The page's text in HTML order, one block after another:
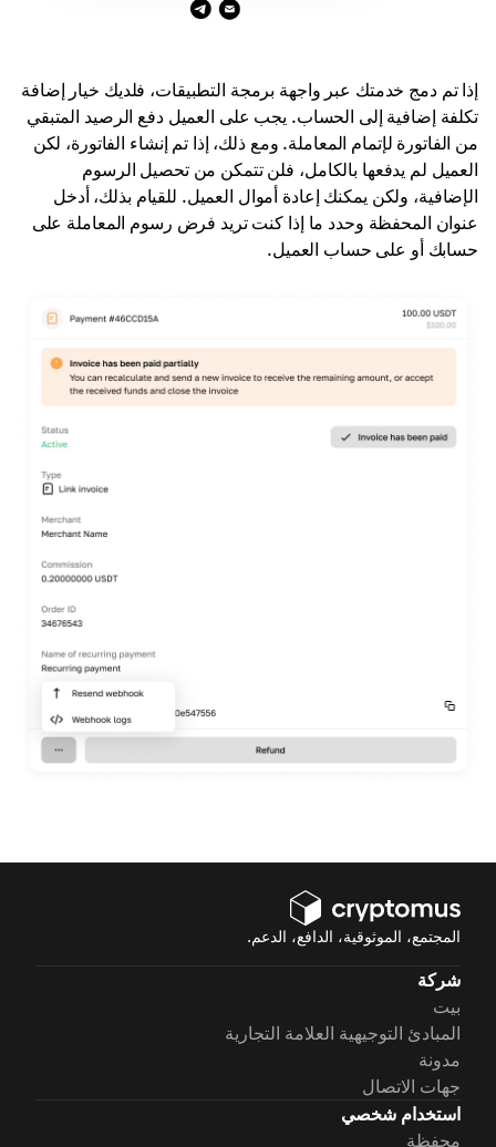
إذا تم دمج خدمتك عبر واجهة برمجة التطبيقات، فلديك خيار إضافة
تكلفة إضافية إلى الحساب. يجب على العميل دفع الرصيد المتبقي
من الفاتورة لإتمام المعاملة. ومع ذلك، إذا تم إنشاء الفاتورة، لكن
العميل لم يدفعها بالكامل، فلن تتمكن من تحصيل الرسوم
الإضافية، ولكن يمكنك إعادة أموال العميل. للقيام بذلك، أدخل
عنوان المحفظة وحدد ما إذا كنت تريد فرض رسوم المعاملة على
حسابك أو على حساب العميل.
المجتمع، الموثوقية، الدافع، الدعم.
شركة
بيت
المبادئ التوجيهية العلامة التجارية
مدونة
جهات الاتصال
استخدام شخصي
محفظة